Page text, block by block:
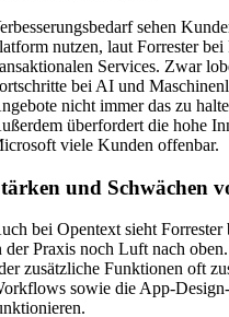
sehen
nutzen, laut Forrester bei
Services. Zwar
bei AI und
nicht immer das zu
überfordert die hohe
viele Kunden offenbar.
und Schwächen
bei Opentext sieht
der Praxis noch Luft nach
zusätzliche Funktionen oft
sowie die App-